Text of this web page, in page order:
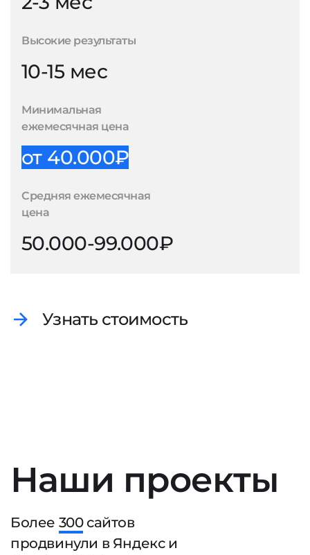
Высокие результаты
10-15 мес
Минимальная
ежемесячная цена
от 40.000₽
Средняя ежемесячная
цена
50.000-99.000₽
Узнать стоимость
Наши проекты
Более 300сайтов
продвинули в Яндекс и